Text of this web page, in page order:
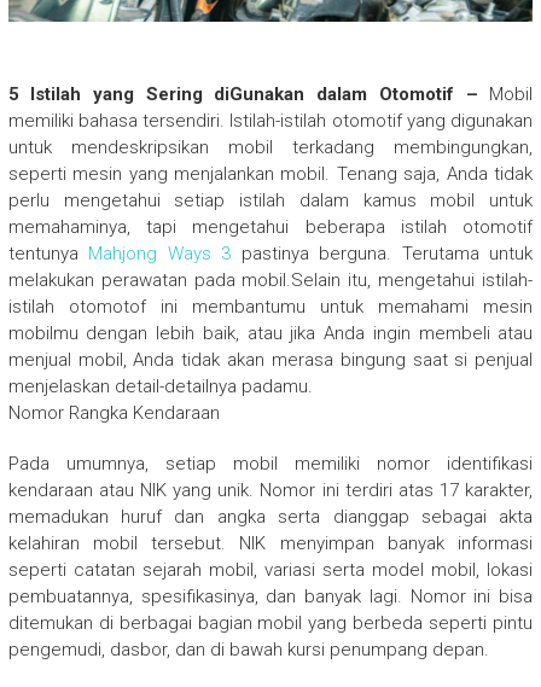
5 Istilah yang Sering diGunakan dalam Otomotif – Mobil
memiliki bahasa tersendiri. Istilah-istilah otomotif yang digunakan
untuk mendeskripsikan mobil terkadang membingungkan,
seperti mesin yang menjalankan mobil. Tenang saja, Anda tidak
perlu mengetahui setiap istilah dalam kamus mobil untuk
memahaminya, tapi mengetahui beberapa istilah otomotif
tentunya Mahjong Ways 3 pastinya berguna. Terutama untuk
melakukan perawatan pada mobil.Selain itu, mengetahui istilah-
istilah otomotof ini membantumu untuk memahami mesin
mobilmu dengan lebih baik, atau jika Anda ingin membeli atau
menjual mobil, Anda tidak akan merasa bingung saat si penjual
menjelaskan detail-detailnya padamu.
Nomor Rangka Kendaraan
Pada umumnya, setiap mobil memiliki nomor identifikasi
kendaraan atau NIK yang unik. Nomor ini terdiri atas 17 karakter,
memadukan huruf dan angka serta dianggap sebagai akta
kelahiran mobil tersebut. NIK menyimpan banyak informasi
seperti catatan sejarah mobil, variasi serta model mobil, lokasi
pembuatannya, spesifikasinya, dan banyak lagi. Nomor ini bisa
ditemukan di berbagai bagian mobil yang berbeda seperti pintu
pengemudi, dasbor, dan di bawah kursi penumpang depan.